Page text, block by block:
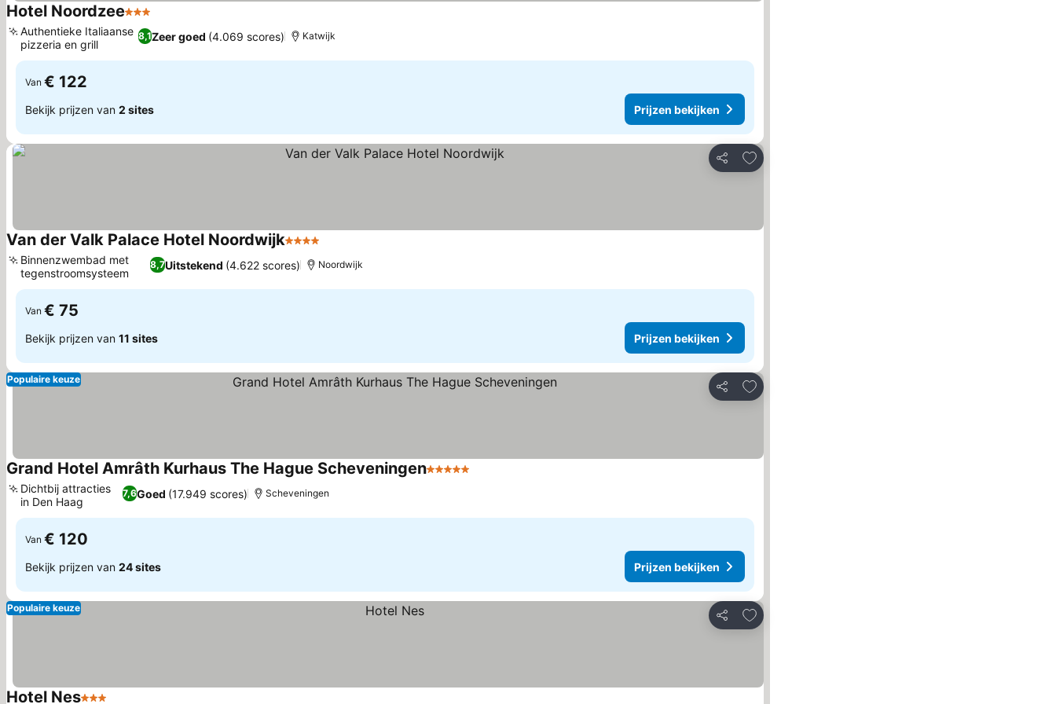
Hotel Noordzee3 Sterren
8,1Zeer goed (4.069 scores)
Authentieke Italiaanse
pizzeria en grill
Katwijk
Van € 122
Bekijk prijzen van 2 sites Prijzen bekijken
Delen
Toevoegen aan favorieten
Van der Valk Palace Hotel Noordwijk4 Sterren
8,7Uitstekend (4.622 scores)
Binnenzwembad met
tegenstroomsysteem
Noordwijk
Van € 75
Bekijk prijzen van 11 sites Prijzen bekijken
Delen
Toevoegen aan favorieten
Populaire keuze
Grand Hotel Amrâth Kurhaus The Hague Scheveningen5 Sterren
7,6Goed (17.949 scores)
Dichtbij attracties
in Den Haag
Scheveningen
Van € 120
Bekijk prijzen van 24 sites Prijzen bekijken
Delen
Toevoegen aan favorieten
Populaire keuze
Hotel Nes